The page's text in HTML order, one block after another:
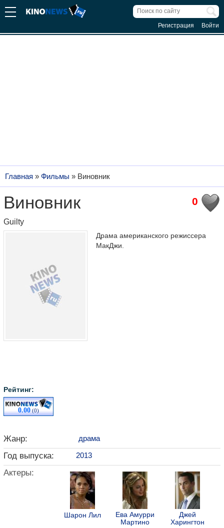
Регистрация Войти
Главная » Фильмы » Виновник
0
Виновник
Guilty
Рейтинг:
0.00 (0)
Драма американского режиссера
МакДжи.
Жанр: драма
Год выпуска: 2013
Актеры:
Шарон Лил
Ева Амурри
Мартино
Джей
Харингтон